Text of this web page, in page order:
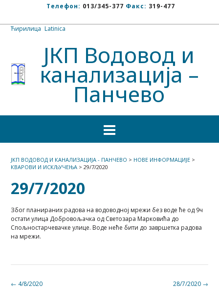
Телефон: 013/345-377 Факс: 319-477
Ћирилица Latinica
ЈКП Водовод и
канализација –
Панчево
ЈКП ВОДОВОД И КАНАЛИЗАЦИЈА - ПАНЧЕВО > НОВЕ ИНФОРМАЦИЈЕ >
КВАРОВИ И ИСКЉУЧЕЊА > 29/7/2020
29/7/2020
Због планираних радова на водоводној мрежи без воде ће од 9ч
остати улица Добровољачка од Светозара Марковића до
Спољностарчевачке улице. Воде неће бити до завршетка радова
на мрежи.
Post 28/7/2020 →
← 4/8/2020